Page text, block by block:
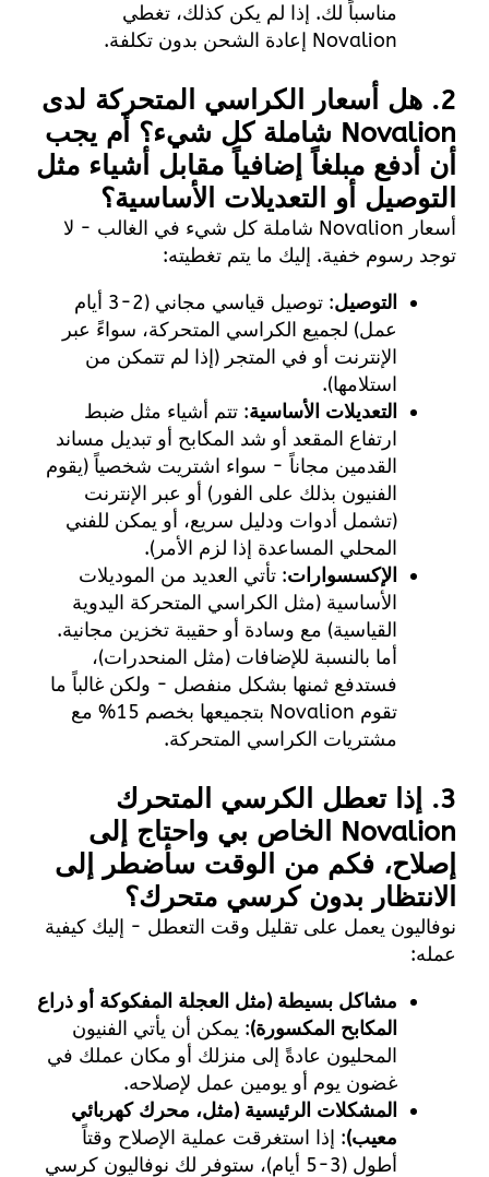
مناسباً لك. إذا لم يكن كذلك، تغطي
Novalion إعادة الشحن بدون تكلفة.
2. هل أسعار الكراسي المتحركة لدى
Novalion شاملة كل شيء؟ أم يجب
أن أدفع مبلغاً إضافياً مقابل أشياء مثل
التوصيل أو التعديلات الأساسية؟
أسعار Novalion شاملة كل شيء في الغالب - لا
توجد رسوم خفية. إليك ما يتم تغطيته:
التوصيل
: توصيل قياسي مجاني (2-3 أيام
عمل) لجميع الكراسي المتحركة، سواءً عبر
الإنترنت أو في المتجر (إذا لم تتمكن من
استلامها).
التعديلات الأساسية: تتم أشياء مثل ضبط
ارتفاع المقعد أو شد المكابح أو تبديل مساند
القدمين مجاناً - سواء اشتريت شخصياً (يقوم
الفنيون بذلك على الفور) أو عبر الإنترنت
(تشمل أدوات ودليل سريع، أو يمكن للفني
المحلي المساعدة إذا لزم الأمر).
الإكسسوارات : تأتي العديد من الموديلات
الأساسية (مثل الكراسي المتحركة اليدوية
القياسية) مع وسادة أو حقيبة تخزين مجانية.
أما بالنسبة للإضافات (مثل المنحدرات)،
فستدفع ثمنها بشكل منفصل - ولكن غالباً ما
تقوم Novalion بتجميعها بخصم 15% مع
مشتريات الكراسي المتحركة.
3. إذا تعطل الكرسي المتحرك
Novalion الخاص بي واحتاج إلى
إصلاح، فكم من الوقت سأضطر إلى
الانتظار بدون كرسي متحرك؟
نوفاليونيعمل على تقليل وقت التعطل - إليك كيفية
عمله:
مشاكل بسيطة (مثل العجلة المفكوكة أو ذراع
المكابح المكسورة): يمكن أن يأتي الفنيون
المحليون عادةً إلى منزلك أو مكان عملك في
غضون يوم أو يومين عمل لإصلاحه.
المشكلات الرئيسية (مثل، محرك كهربائي
معيب): إذا استغرقت عملية الإصلاح وقتاً
أطول (3-5 أيام)، ستوفر لك نوفاليون كرسي